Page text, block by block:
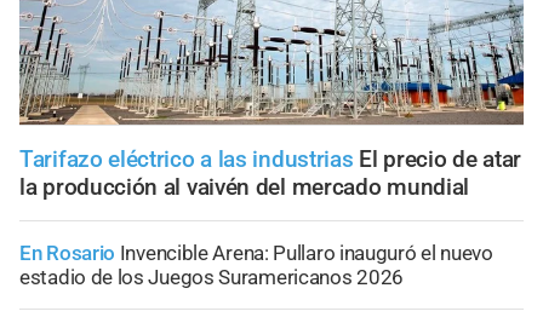
Tarifazo eléctrico a las industrias El precio de atar
la producción al vaivén del mercado mundial
En Rosario Invencible Arena: Pullaro inauguró el nuevo
estadio de los Juegos Suramericanos 2026